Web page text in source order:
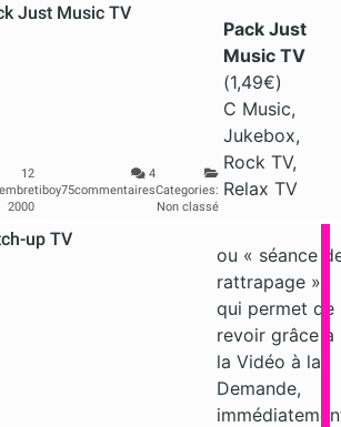
Just Music TV
12
2000
tiboy75
4
commentairesCategories:
Non classé
Pack Just
Music TV
(1,49€)
C Music,
Jukebox,
Rock TV,
Relax TV
up TV
ou « séance
rattrapage »
qui permet de
revoir grâce à
la Vidéo à la
Demande,